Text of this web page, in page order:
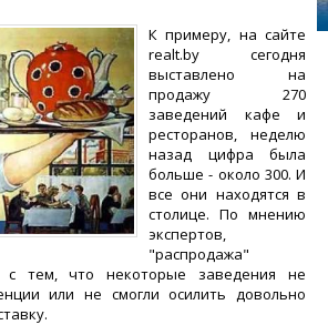
К примеру, на сайте
realt.by сегодня
выставлено на
продажу 270
заведений кафе и
ресторанов, неделю
назад цифра была
больше - около 300. И
все они находятся в
столице. По мнению
экспертов,
"распродажа"
с тем, что некоторые заведения не
или не смогли осилить довольно